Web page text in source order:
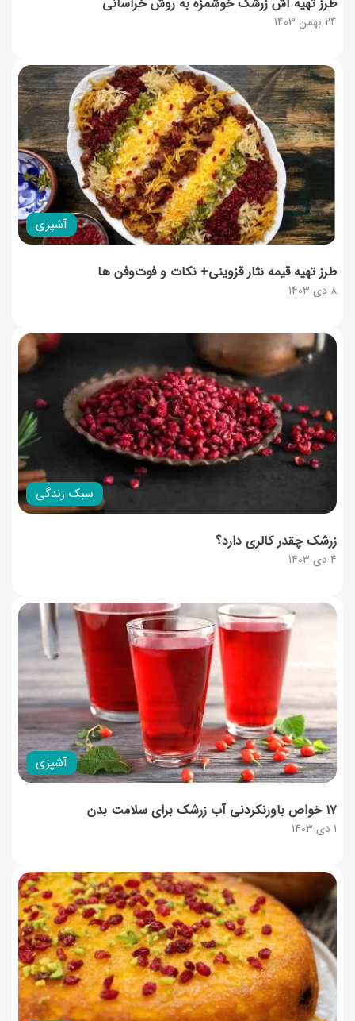
24 بهمن 1403
آشپزی
8 دی 1403
طرز تهیه قیمه نثار قزوینی+ نکات و فوت‌وفن ها
سبک زندگی
4 دی 1403
زرشک چقدر کالری دارد؟
آشپزی
1 دی 1403
۱۷ خواص باورنکردنی آب زرشک برای سلامت بدن